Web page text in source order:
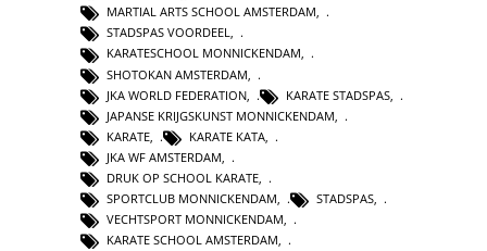
MARTIAL ARTS SCHOOL AMSTERDAM,
STADSPAS VOORDEEL,
KARATESCHOOL MONNICKENDAM,
SHOTOKAN AMSTERDAM
JKA WORLD FEDERATION
KARATE STADSPAS
JAPANSE KRIJGSKUNST MONNICKENDAM
KARATE
KARATE KATA
JKA WF AMSTERDAM
DRUK OP SCHOOL KARATE
SPORTCLUB MONNICKENDAM
STADSPAS
VECHTSPORT MONNICKENDAM
KARATE SCHOOL AMSTERDAM,